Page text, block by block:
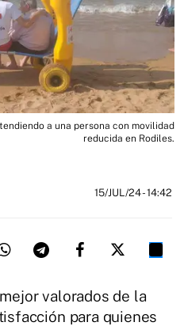
a una persona con movilidad
reducida en Rodiles.
15/JUL/24- 14:42
valorados de la
para quienes